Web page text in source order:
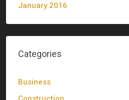
January 2016
Categories
Business